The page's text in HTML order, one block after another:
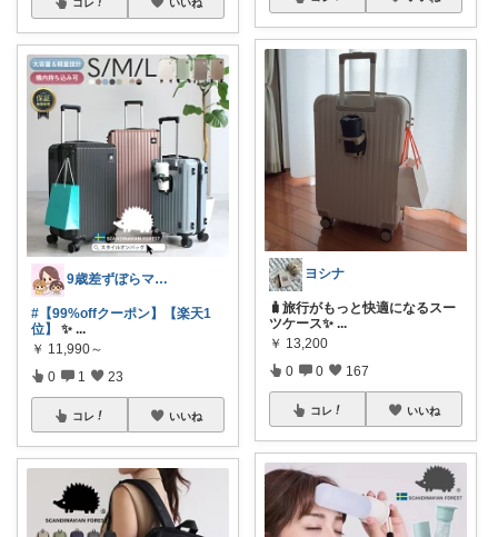
9歳差ずぼらママの買って良かったもの✨
#【99%offクーポン】【楽天1
位】
✨ ...
￥ 11,990～
0 1 23
コレ いいね
ヨシナ
🧳旅行がもっと快適になるスー
ツケース✨ ...
￥ 13,200
0 0 167
コレ いいね